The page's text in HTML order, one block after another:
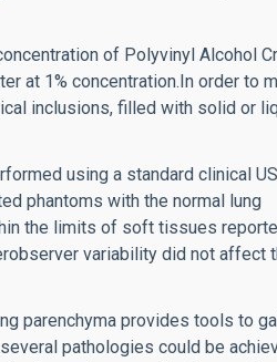
of Polyvinyl Alcohol
at 1% concentration.In order to
inclusions, filled with solid or
using a standard clinical
phantoms with the normal lung
the limits of soft tissues
variability did not affect
parenchyma provides tools to
pathologies could be